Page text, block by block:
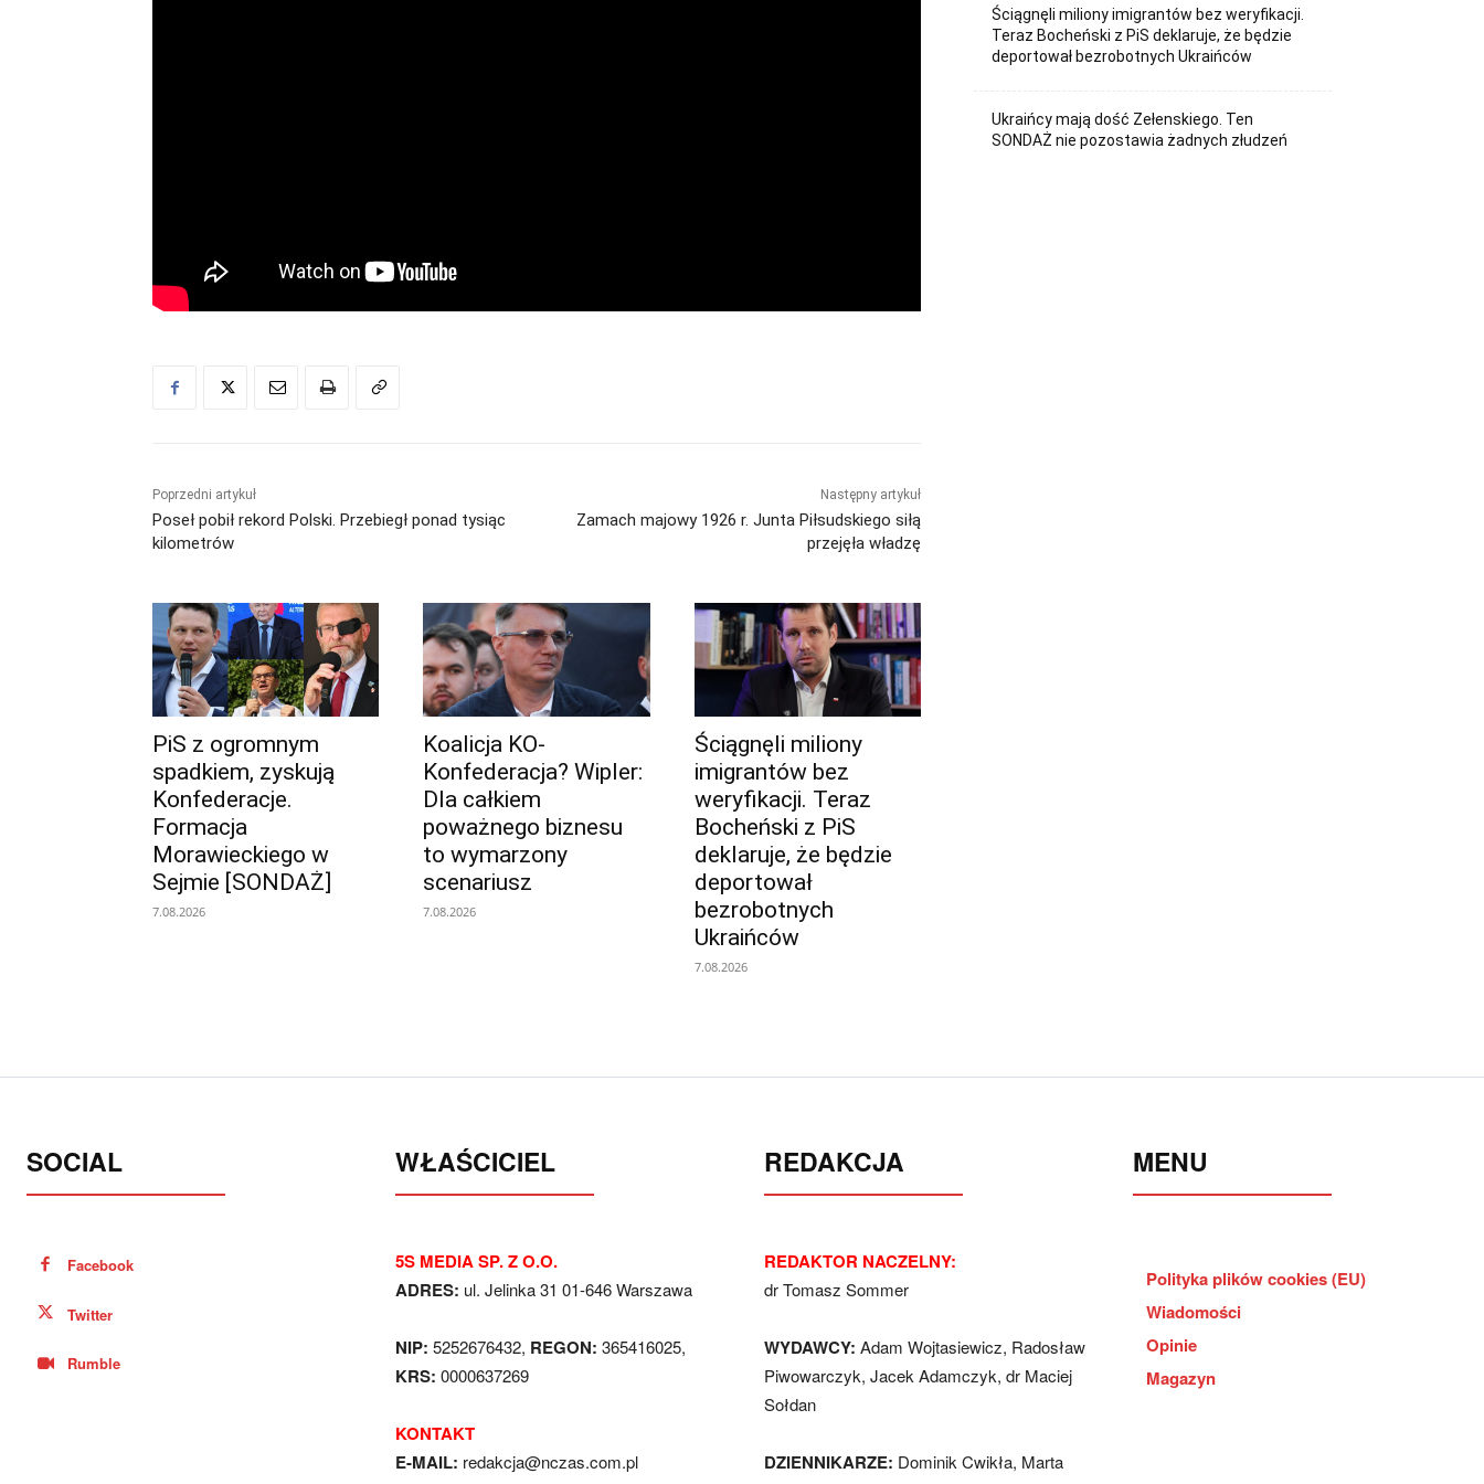
Poprzedni artykuł
Poseł pobił rekord Polski. Przebiegł ponad tysiąc
kilometrów
Następny artykuł
Zamach majowy 1926 r. Junta Piłsudskiego siłą
przejęła władzę
PiS z ogromnym
spadkiem, zyskują
Konfederacje.
Formacja
Morawieckiego w
Sejmie [SONDAŻ]
7.08.2026
Koalicja KO-
Konfederacja? Wipler:
Dla całkiem
poważnego biznesu
to wymarzony
scenariusz
7.08.2026
Ściągnęli miliony
imigrantów bez
weryfikacji. Teraz
Bocheński z PiS
deklaruje, że będzie
deportował
bezrobotnych
Ukraińców
7.08.2026
Ściągnęli miliony imigrantów bez weryfikacji.
Teraz Bocheński z PiS deklaruje, że będzie
deportował bezrobotnych Ukraińców
Ukraińcy mają dość Zełenskiego. Ten
SONDAŻ nie pozostawia żadnych złudzeń
SOCIAL
Facebook
Twitter
Rumble
WŁAŚCICIEL
5S MEDIA SP. Z O.O.
ADRES: ul. Jelinka 31 01-646 Warszawa
NIP: 5252676432, REGON: 365416025,
KRS: 0000637269
KONTAKT
E-MAIL: redakcja@nczas.com.pl
REDAKCJA
REDAKTOR NACZELNY:
dr Tomasz Sommer
WYDAWCY: Adam Wojtasiewicz, Radosław
Piwowarczyk, Jacek Adamczyk, dr Maciej
Sołdan
DZIENNIKARZE: Dominik Cwikła, Marta
MENU
Polityka plików cookies (EU)
Wiadomości
Opinie
Magazyn